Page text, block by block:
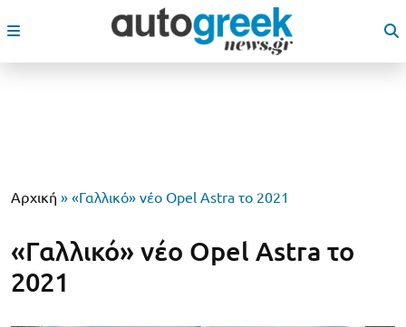
Αρχική » «Γαλλικό» νέο Opel Astra το 2021
«Γαλλικό» νέο Opel Astra το
2021